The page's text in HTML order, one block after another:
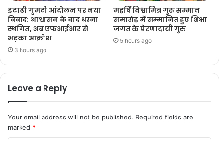
इटाढ़ी गुमटी आंदोलन पर नया
विवाद: आश्वासन के बाद धरना
स्थगित, अब एफआईआर से
भड़का आक्रोश
3 hours ago
महर्षि विश्वामित्र गुरु सम्मान
समारोह में सम्मानित हुए शिक्षा
जगत के प्रेरणादायी गुरु
5 hours ago
Leave a Reply
Your email address will not be published. Required fields are
marked *